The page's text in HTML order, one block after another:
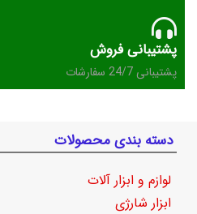
پشتیبانی فروش
پشتیبانی 24/7 سفارشات
دسته بندی محصولات
لوازم و ابزار آلات
ابزار شارژی